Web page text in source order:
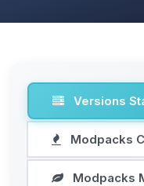
Versions
Modpacks
Modpacks